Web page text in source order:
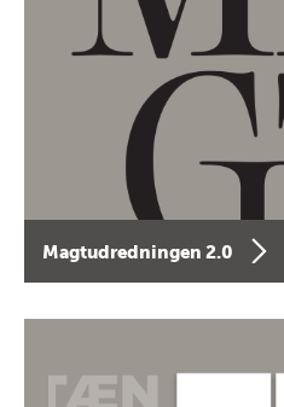
Magtudredningen 2.0